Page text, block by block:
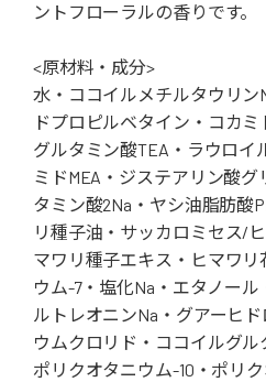
ントフローラルの香りです。
<原材料・成分>
水・ココイルメチルタウリン
ドプロピルベタイン・コカ
グルタミン酸TEA・ラウロイ
ミドMEA・ジステアリン酸
タミン酸2Na・ヤシ油脂肪酸
リ種子油・サッカロミセス/
マワリ種子エキス・ヒマワ
ウム-7・塩化Na・エタノー
ルトレオニンNa・グアーヒ
ウムクロリド・ココイルグル
ポリクオタニウム-10・ポリ